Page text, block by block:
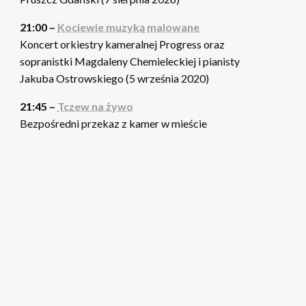
21:00 – Kociewie muzyką malowane
Koncert orkiestry kameralnej Progress oraz
sopranistki Magdaleny Chemieleckiej i pianisty
Jakuba Ostrowskiego (5 września 2020)
21:45 – Tczew na żywo
Bezpośredni przekaz z kamer w mieście